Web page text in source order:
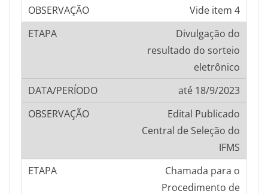
Vide item 4
Divulgação do
resultado do sorteio
eletrônico
até 18/9/2023
Edital Publicado
Central de Seleção do
IFMS
Chamada para o
Procedimento de